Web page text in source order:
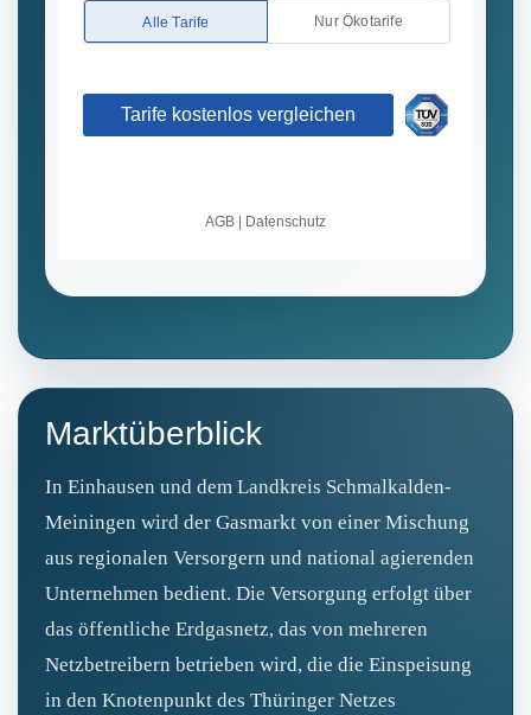
Marktüberblick
In Einhausen und dem Landkreis Schmalkalden-
Meiningen wird der Gasmarkt von einer Mischung
aus regionalen Versorgern und national agierenden
Unternehmen bedient. Die Versorgung erfolgt über
das öffentliche Erdgasnetz, das von mehreren
Netzbetreibern betrieben wird, die die Einspeisung
in den Knotenpunkt des Thüringer Netzes